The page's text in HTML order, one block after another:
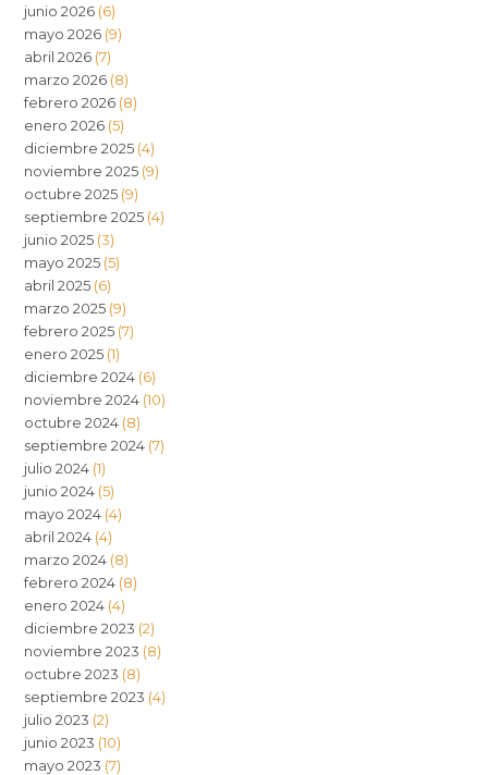
junio 2026 (6)
mayo 2026 (9)
abril 2026 (7)
marzo 2026 (8)
febrero 2026 (8)
enero 2026 (5)
diciembre 2025 (4)
noviembre 2025 (9)
octubre 2025 (9)
septiembre 2025 (4)
junio 2025 (3)
mayo 2025 (5)
abril 2025 (6)
marzo 2025 (9)
febrero 2025 (7)
enero 2025 (1)
diciembre 2024 (6)
noviembre 2024 (10)
octubre 2024 (8)
septiembre 2024 (7)
julio 2024 (1)
junio 2024 (5)
mayo 2024 (4)
abril 2024 (4)
marzo 2024 (8)
febrero 2024 (8)
enero 2024 (4)
diciembre 2023 (2)
noviembre 2023 (8)
octubre 2023 (8)
septiembre 2023 (4)
julio 2023 (2)
junio 2023 (10)
mayo 2023 (7)